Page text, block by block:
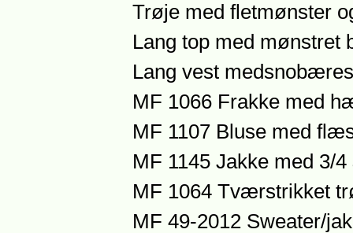
Trøje med fletmønster
Lang top med mønstret
Lang vest
MF 1066 Frakke med
MF 1107 Bluse med
MF 1145 Jakke med 3/
MF 1064 Tværstrikket
MF 49-2012 Sweater/